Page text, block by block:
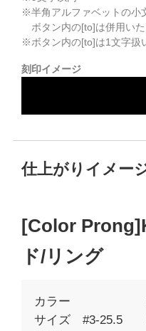
※半角アルファベットの小
ボタン内の[to]は併用いた
※ボタン内の[to]は1文字扱
刻印イメージ
仕上がりイメー
[Color
ド/リング
カラー
サイズ #3-25.5